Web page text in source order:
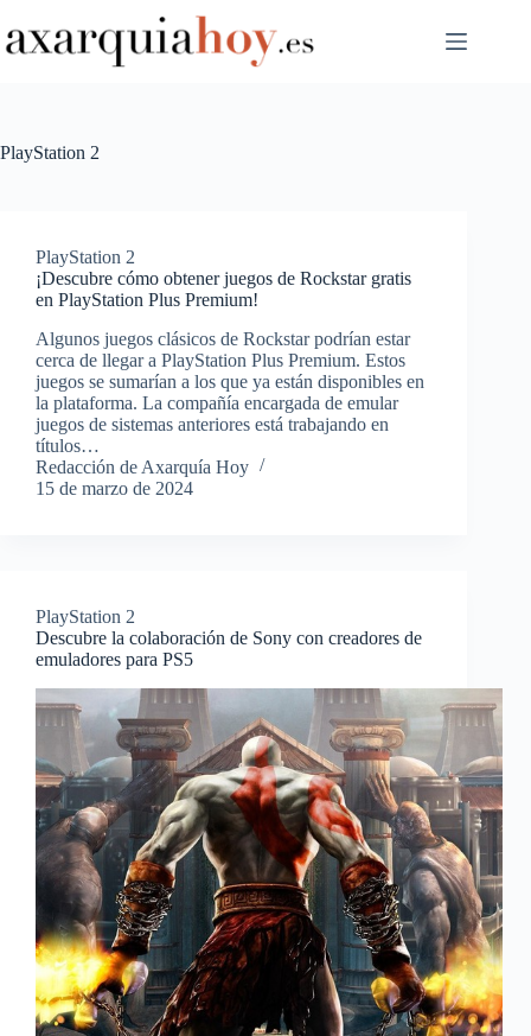
al
contenido
PlayStation 2
PlayStation 2
¡Descubre cómo obtener juegos de Rockstar gratis
en PlayStation Plus Premium!
Algunos juegos clásicos de Rockstar podrían estar
cerca de llegar a PlayStation Plus Premium. Estos
juegos se sumarían a los que ya están disponibles en
la plataforma. La compañía encargada de emular
juegos de sistemas anteriores está trabajando en
títulos…
Redacción de Axarquía Hoy
15 de marzo de 2024
PlayStation 2
Descubre la colaboración de Sony con creadores de
emuladores para PS5